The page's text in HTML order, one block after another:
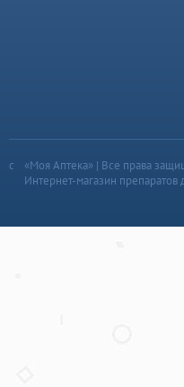
«Моя Аптека» | Все права
Интернет-магазин